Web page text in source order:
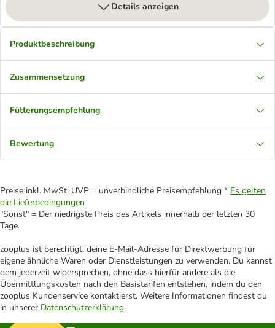
Details anzeigen
Produktbeschreibung
Zusammensetzung
Fütterungsempfehlung
Bewertung
Preise inkl. MwSt. UVP = unverbindliche Preisempfehlung * Es gelten
die Lieferbedingungen
"Sonst" = Der niedrigste Preis des Artikels innerhalb der letzten 30
Tage.
zooplus ist berechtigt, deine E-Mail-Adresse für Direktwerbung für
eigene ähnliche Waren oder Dienstleistungen zu verwenden. Du kannst
dem jederzeit widersprechen, ohne dass hierfür andere als die
Übermittlungskosten nach den Basistarifen entstehen, indem du den
zooplus Kundenservice kontaktierst. Weitere Informationen findest du
in unserer Datenschutzerklärung.